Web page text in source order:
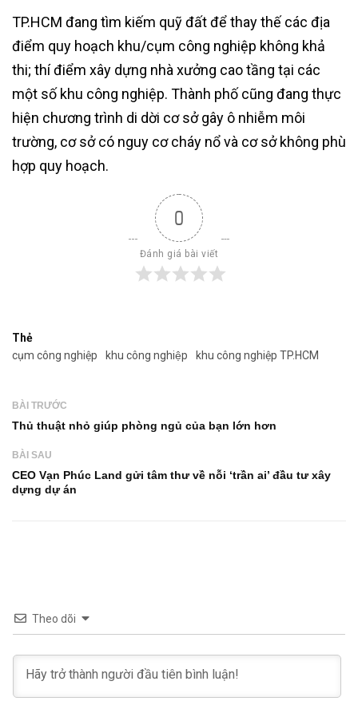
TP.HCM đang tìm kiếm quỹ đất để thay thế các địa
điểm quy hoạch khu/cụm công nghiệp không khả
thi; thí điểm xây dựng nhà xưởng cao tầng tại các
một số khu công nghiệp. Thành phố cũng đang thực
hiện chương trình di dời cơ sở gây ô nhiễm môi
trường, cơ sở có nguy cơ cháy nổ và cơ sở không phù
hợp quy hoạch.
0
Đánh giá bài viết
Thẻ
cụm công nghiệp
khu công nghiệp khu công nghiệp TP.HCM
BÀI TRƯỚC
Thủ thuật nhỏ giúp phòng ngủ của bạn lớn hơn
BÀI SAU
CEO Vạn Phúc Land gửi tâm thư về nỗi ‘trần ai’ đầu tư xây
dựng dự án
Theo dõi